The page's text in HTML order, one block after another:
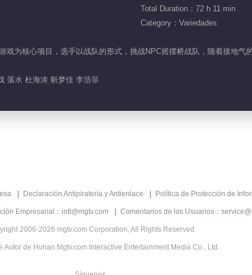
Total Duration：72 h 11 min
Category：Variedades
戏为核心项目，选手以战队的形式，挑战NPC摇摆桥战队，随着接地
落水 杜海涛 靳梦佳 李浩菲
Declaración Antipiratería y Antienlace Política de Protección de
Empresarial：intl@mgtv.com Comentarios de los Usuarios：
2006-2026 mgtv.com Corporation, All Rights Reserved
Autor de Hunan Mgtv.com Interactive Entertainment Media Co., Ltd.